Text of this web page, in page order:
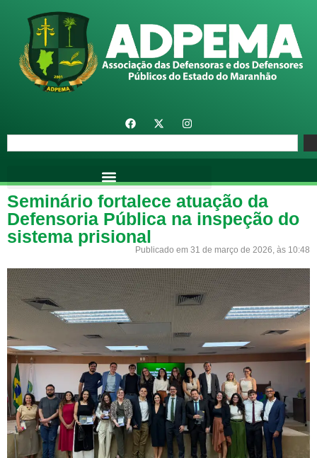
Seminário fortalece atuação da
Defensoria Pública na inspeção do
sistema prisional
Publicado em 31 de março de 2026, às 10:48